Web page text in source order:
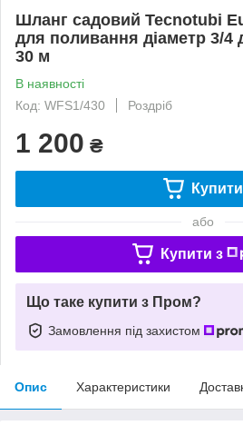
Шланг садовий Tecnotubi
для поливання діаметр 3/
30 м
В наявності
Код: WFS1/430
Роздріб
1 200 ₴
Купити
або
Купити з
Що таке купити з Пром?
Замовлення під захистом
Опис Характеристики